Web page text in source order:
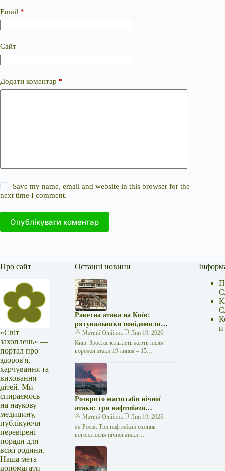
Email *
Сайт
Додати коментар *
Save my name, email and website in this browser for the
next time I comment.
Опублікувати коментар
Про сайт
«Світ
захоплень» —
портал про
здоров'я,
харчування та
виховання
дітей. Ми
спираємось
на наукову
медицину,
публікуючи
перевірені
поради для
всієї родини.
Наша мета —
допомагати
Останні новини
Ракетна атака на Київ:
рятувальники повідомили
про 15 поранених
Матвій Олійник
Лип 19, 2026
Київ: Зростає кількість жертв після
ворожої атаки 19 липня – 15
російської агресії, що сталася у
столиці…
Розкрито масштаби нічної
атаки: три нафтобази
палають у Ставрополі –
OSINT-аналіз
Матвій Олійник
Лип 19, 2026
## Росія: Три нафтобази охопив
вогонь після нічної атаки
відсотків життя. Кропивницький»
підтримує хворих на…
и